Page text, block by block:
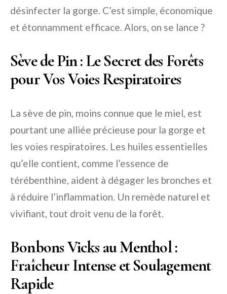
désinfecter la gorge. C’est simple, économique
et étonnamment efficace. Alors, on se lance ?
Sève de Pin : Le Secret des Forêts
pour Vos Voies Respiratoires
La sève de pin, moins connue que le miel, est
pourtant une alliée précieuse pour la gorge et
les voies respiratoires. Les huiles essentielles
qu’elle contient, comme l’essence de
térébenthine, aident à dégager les bronches et
à réduire l’inflammation. Un remède naturel et
vivifiant, tout droit venu de la forêt.
Bonbons Vicks au Menthol :
Fraîcheur Intense et Soulagement
Rapide